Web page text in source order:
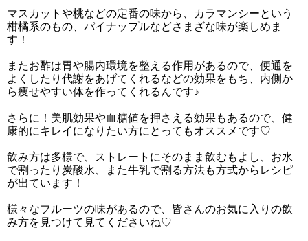
マスカットや桃などの定番の味から、カラマンシーという
柑橘系のもの、パイナップルなどさまざな味が楽しめま
す！
またお酢は胃や腸内環境を整える作用があるので、便通を
よくしたり代謝をあげてくれるなどの効果をもち、内側か
ら痩せやすい体を作ってくれるんです♪
さらに！美肌効果や血糖値を押さえる効果もあるので、健
康的にキレイになりたい方にとってもオススメです♡
飲み方は多様で、ストレートにそのまま飲むもよし、お水
で割ったり炭酸水、また牛乳で割る方法も方式からレシピ
が出ています！
様々なフルーツの味があるので、皆さんのお気に入りの飲
み方を見つけて見てくださいね♡